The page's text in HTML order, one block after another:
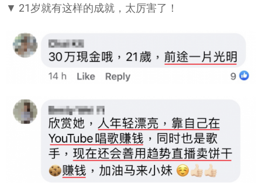
▼ 21岁就有这样的成就，太厉害了！